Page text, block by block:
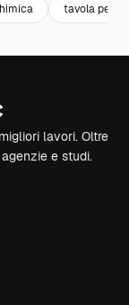
tavola
lavori. Oltre
e studi.